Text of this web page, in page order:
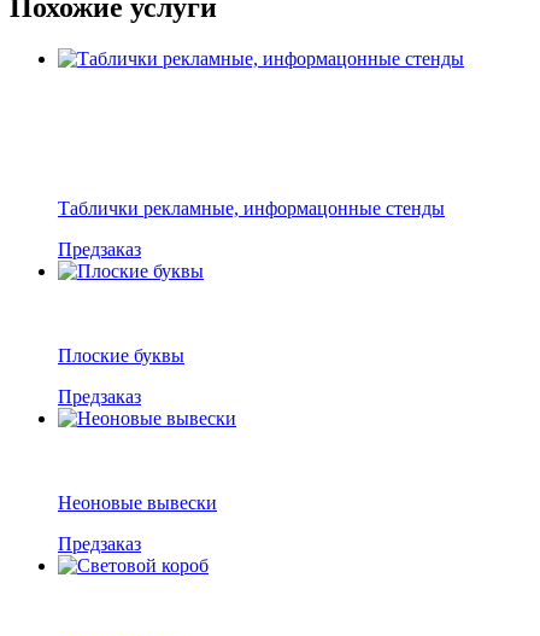
Похожие услуги
Таблички рекламные, информацонные стенды
Предзаказ
Плоские буквы
Предзаказ
Неоновые вывески
Предзаказ